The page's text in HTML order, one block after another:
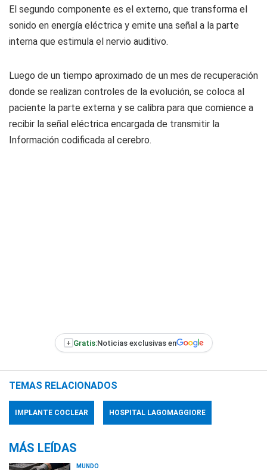
El segundo componente es el externo, que transforma el
sonido en energía eléctrica y emite una señal a la parte
interna que estimula el nervio auditivo.
Luego de un tiempo aproximado de un mes de recuperación
donde se realizan controles de la evolución, se coloca al
paciente la parte externa y se calibra para que comience a
recibir la señal eléctrica encargada de transmitir la
Información codificada al cerebro.
+ Gratis:Noticias exclusivas en
TEMAS RELACIONADOS
IMPLANTE COCLEAR HOSPITAL LAGOMAGGIORE
MÁS LEÍDAS
MUNDO